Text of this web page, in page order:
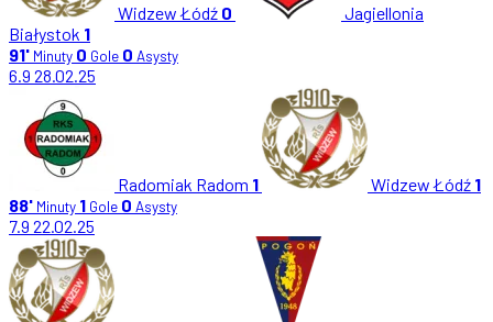
Widzew Łódź 0
Jagiellonia
Białystok 1
91' Minuty 0 Gole 0 Asysty
6.9 28.02.25
Radomiak Radom 1 Widzew Łódź 1
88' Minuty 1 Gole 0 Asysty
7.9 22.02.25